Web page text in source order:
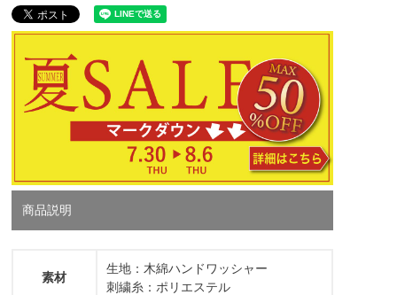
商品説明
素材
生地：木綿ハンドワッシャー
刺繍糸：ポリエステル